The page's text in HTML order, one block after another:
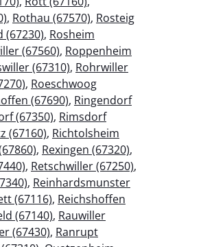
, Rothau (67570), Rosteig
(67230), Rosheim
(67560), Roppenheim
(67310), Rohrwiller
, Roeschwoog
(67690), Ringendorf
(67350), Rimsdorf
(67160), Richtolsheim
, Rexingen (67320),
, Retschwiller (67250),
, Reinhardsmunster
(67116), Reichshoffen
(67140), Rauwiller
(67430), Ranrupt